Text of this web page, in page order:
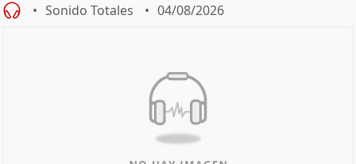
Sonido Totales 04/08/2026